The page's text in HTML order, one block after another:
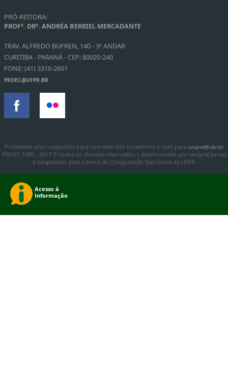
PRÓ-REITORA:
PROFª. DRª. ANDRÉA BERRIEL MERCADANTE
TRAV. ALFREDO BUFREN, 140 - 3º ANDAR
CURITIBA - PARANÁ - CEP: 80020-240
FONE: (41) 3310-2601
PROEC@UFPR.BR
Problemas e/ou sugestões para com este Site encaminhe e-mail para unigraf@ufpr.br
PROEC 1990 - 2017 © todos os direitos reservados | desenvolvido por unigraf/proec
e hospedado pelo Centro de Computação Eletrônica da UFPR